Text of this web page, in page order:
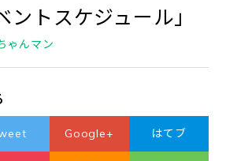
ントスケジュール」
ゃんマン
Google+ はてブ